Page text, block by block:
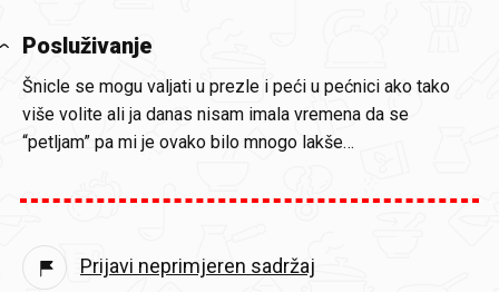
Posluživanje
Šnicle se mogu valjati u prezle i peći u pećnici ako tako
više volite ali ja danas nisam imala vremena da se
“petljam” pa mi je ovako bilo mnogo lakše…
Prijavi neprimjeren sadržaj